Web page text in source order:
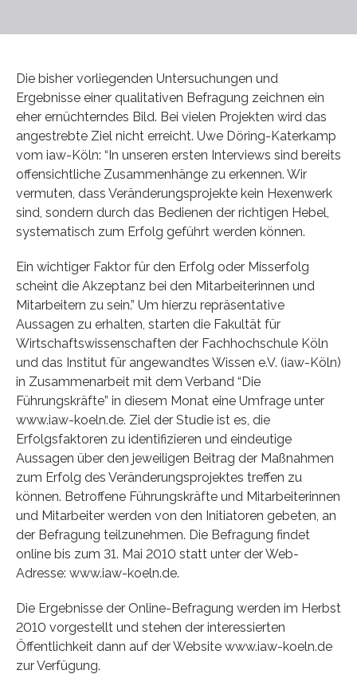
Die bisher vorliegenden Untersuchungen und
Ergebnisse einer qualitativen Befragung zeichnen ein
eher ernüchterndes Bild. Bei vielen Projekten wird das
angestrebte Ziel nicht erreicht. Uwe Döring-Katerkamp
vom iaw-Köln: “In unseren ersten Interviews sind bereits
offensichtliche Zusammenhänge zu erkennen. Wir
vermuten, dass Veränderungsprojekte kein Hexenwerk
sind, sondern durch das Bedienen der richtigen Hebel,
systematisch zum Erfolg geführt werden können.
Ein wichtiger Faktor für den Erfolg oder Misserfolg
scheint die Akzeptanz bei den Mitarbeiterinnen und
Mitarbeitern zu sein.” Um hierzu repräsentative
Aussagen zu erhalten, starten die Fakultät für
Wirtschaftswissenschaften der Fachhochschule Köln
und das Institut für angewandtes Wissen e.V. (iaw-Köln)
in Zusammenarbeit mit dem Verband “Die
Führungskräfte” in diesem Monat eine Umfrage unter
www.iaw-koeln.de. Ziel der Studie ist es, die
Erfolgsfaktoren zu identifizieren und eindeutige
Aussagen über den jeweiligen Beitrag der Maßnahmen
zum Erfolg des Veränderungsprojektes treffen zu
können. Betroffene Führungskräfte und Mitarbeiterinnen
und Mitarbeiter werden von den Initiatoren gebeten, an
der Befragung teilzunehmen. Die Befragung findet
online bis zum 31. Mai 2010 statt unter der Web-
Adresse: www.iaw-koeln.de.
Die Ergebnisse der Online-Befragung werden im Herbst
2010 vorgestellt und stehen der interessierten
Öffentlichkeit dann auf der Website www.iaw-koeln.de
zur Verfügung.